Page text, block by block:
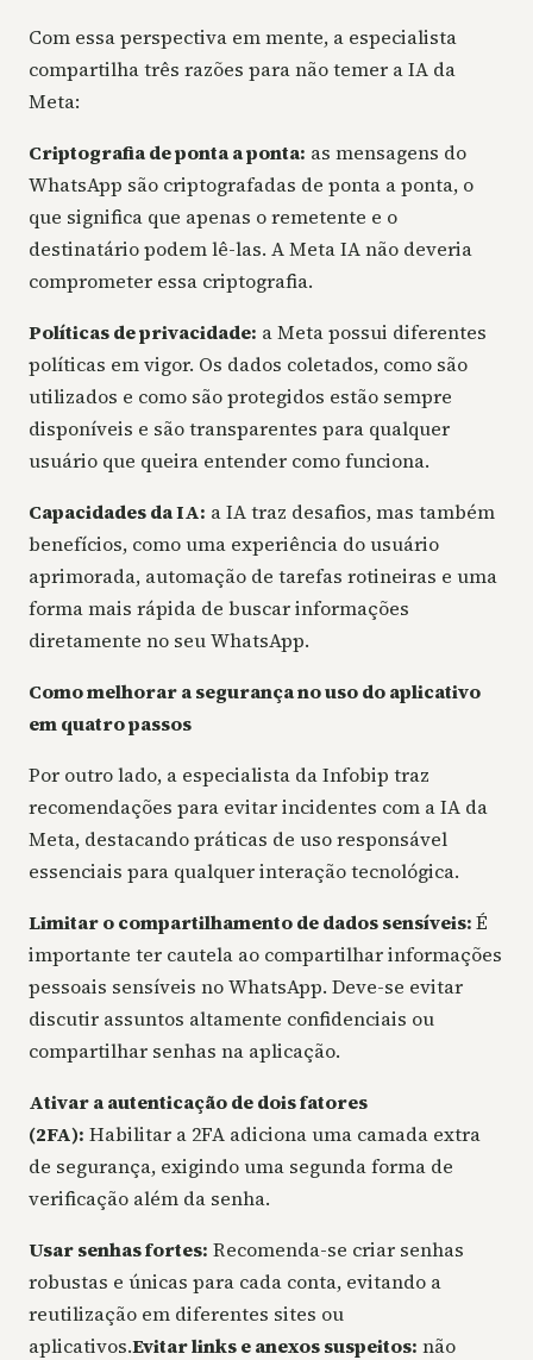
Com essa perspectiva em mente, a especialista
compartilha três razões para não temer a IA da
Meta:
Criptografia de ponta a ponta: as mensagens do
WhatsApp são criptografadas de ponta a ponta, o
que significa que apenas o remetente e o
destinatário podem lê-las. A Meta IA não deveria
comprometer essa criptografia.
Políticas de privacidade: a Meta possui diferentes
políticas em vigor. Os dados coletados, como são
utilizados e como são protegidos estão sempre
disponíveis e são transparentes para qualquer
usuário que queira entender como funciona.
Capacidades da IA: a IA traz desafios, mas também
benefícios, como uma experiência do usuário
aprimorada, automação de tarefas rotineiras e uma
forma mais rápida de buscar informações
diretamente no seu WhatsApp.
Como melhorar a segurança no uso do aplicativo
em quatro passos
Por outro lado, a especialista da Infobip traz
recomendações para evitar incidentes com a IA da
Meta, destacando práticas de uso responsável
essenciais para qualquer interação tecnológica.
Limitar o compartilhamento de dados sensíveis:É
importante ter cautela ao compartilhar informações
pessoais sensíveis no WhatsApp. Deve-se evitar
discutir assuntos altamente confidenciais ou
compartilhar senhas na aplicação.
Ativar a autenticação de dois fatores
(2FA): Habilitar a 2FA adiciona uma camada extra
de segurança, exigindo uma segunda forma de
verificação além da senha.
Usar senhas fortes: Recomenda-se criar senhas
robustas e únicas para cada conta, evitando a
reutilização em diferentes sites ou
aplicativos.Evitar links e anexos suspeitos: não